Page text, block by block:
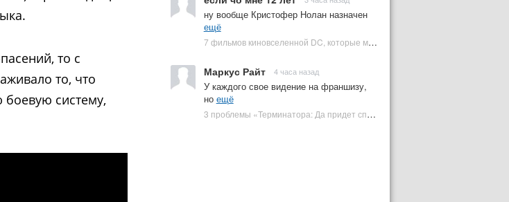
ну вообще Кристофер Нолан назначен
ещё
7 фильмов киновселенной DC, которые может снять Зак Снайдер | Plugged In Ru
Маркус Райт 4 часа назад
У каждого свое видение на франшизу,
но ещё
3 проблемы «Терминатора: Да придет спаситель», которые испортили фильм | Plugged In Ru
то с
то, что
боевую систему,